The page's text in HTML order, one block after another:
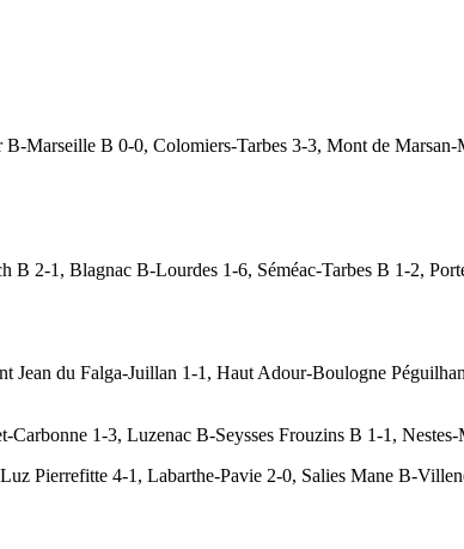
B 0-0, Colomiers-Tarbes 3-3, Mont de Marsan-
2-1, Blagnac B-Lourdes 1-6, Séméac-Tarbes B 1-2,
Jean du Falga-Juillan 1-1, Haut Adour-Boulogne
Carbonne 1-3, Luzenac B-Seysses Frouzins B 1-1,
Pierrefitte 4-1, Labarthe-Pavie 2-0, Salies Mane B-